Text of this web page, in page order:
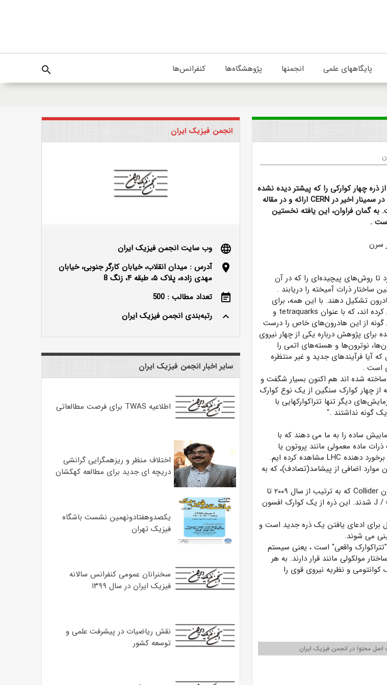
پایگاههای علمی انجمنها پژوهشگاه‌ها کنفرانس‌ها search
ذره چهار کوارکی را که پیشتر دیده نشده
سمینار اخیر درCERN ارائه و در مقاله
گمان فراوان، این یافته نخستین
.
سرن
تا روش‌های پیچیده‌ای را که در آن
ساختار ذرات آمیخته را دریابند .
تشکیل دهند. با این همه، برای
اند، که با عنوان tetraquarks و
از این هادرون‌های خاص را درست
برای پژوهش درباره یکی از چهار نیروی
نوترون‌ها و هسته‌های اتمی را
آیا فرآیندهای جدید و غیر منتظره
است .
شده اند هم اکنون بسیار شگفت و
از چهار کوارک سنگین از یک نوع کوارک
دیگر تنها تتراکوارکهایی با
گونه نداشتند ."
ساده را به ما می دهند که با
ماده معمولی مانند پروتون یا
دهنده LHC مشاهده کرده ایم.
موارد اضافی از پیشامد(تصادف)، که به
Collider
که به ترتیب از سال ۲۰۰۹ تا
J / شدند. این ذره از یک کوارک افسون
برای ادعای یافتن یک ذره جدید است و
می شوند.
واقعی" است ، یعنی سیستم
مولکولی مانند قرار دارند. به هر
کوانتومی و نظریه نیروی قوی را
اصل محتوا در انجمن فیزیک ایران
انجمن فیزیک ایران
language
وب سایت انجمن فیزیک ایران
location_on
آدرس : میدان انقلاب، خیابان کارگر جنوبی، خیابان
مهدی زاده، پلاک ۵، طبقه ۴، زنگ 8
event_note
تعداد مطالب : 500
keyboard_arrow_up
رتبه‌بندی انجمن فیزیک ایران
سایر اخبار انجمن فیزیک ایران
اطلاعیه TWAS برای فرصت مطالعاتی
اختلاف منظر و ریزهمگرایی گرانشی
دریچه ای جدید برای مطالعه کهکشان
یکصدوهفتادونهمین نشست باشگاه
فیزیک تهران
سخنرانان عمومی کنفرانس سالانه
فیزیک ایران در سال ۱۳۹۹
نقش ریاضیات در پیشرفت علمی و
توسعه کشور